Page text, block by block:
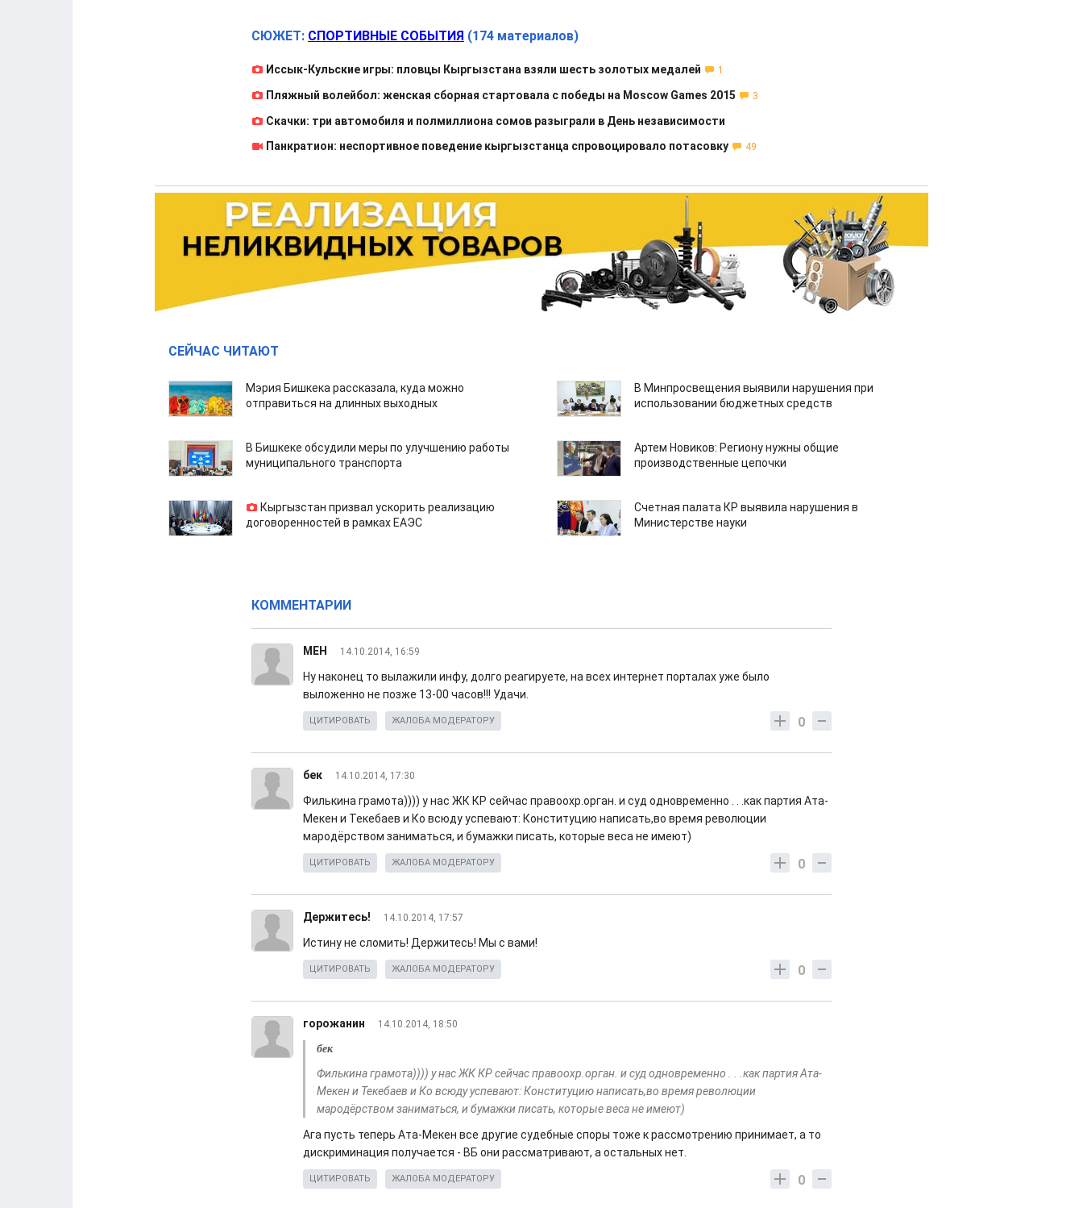
СЮЖЕТ: СПОРТИВНЫЕ СОБЫТИЯ (174 материалов)
Иссык-Кульские игры: пловцы Кыргызстана взяли шесть золотых медалей 1
Пляжный волейбол: женская сборная стартовала с победы на Moscow Games 2015 3
Скачки: три автомобиля и полмиллиона сомов разыграли в День независимости
Панкратион: неспортивное поведение кыргызстанца спровоцировало потасовку
49
СЕЙЧАС ЧИТАЮТ
Мэрия Бишкека рассказала, куда можно
отправиться на длинных выходных
В Минпросвещения выявили нарушения при
использовании бюджетных средств
В Бишкеке обсудили меры по улучшению работы
муниципального транспорта
Артем Новиков: Региону нужны общие
производственные цепочки
Кыргызстан призвал ускорить реализацию
договоренностей в рамках ЕАЭС
Счетная палата КР выявила нарушения в
Министерстве науки
КОММЕНТАРИИ
МЕН 14.10.2014, 16:59
Ну наконец то вылажили инфу, долго реагируете, на всех интернет порталах уже было
выложенно не позже 13-00 часов!!! Удачи.
0
ЦИТИРОВАТЬ ЖАЛОБА МОДЕРАТОРУ
бек 14.10.2014, 17:30
Филькина грамота)))) у нас ЖК КР сейчас правоохр.орган. и суд одновременно . . .как партия Ата-
Мекен и Текебаев и Ко всюду успевают: Конституцию написать,во время революции
мародёрством заниматься, и бумажки писать, которые веса не имеют)
0
ЦИТИРОВАТЬ ЖАЛОБА МОДЕРАТОРУ
Держитесь! 14.10.2014, 17:57
Истину не сломить! Держитесь! Мы с вами!
0
ЦИТИРОВАТЬ ЖАЛОБА МОДЕРАТОРУ
горожанин 14.10.2014, 18:50
бек
Филькина грамота)))) у нас ЖК КР сейчас правоохр.орган. и суд одновременно . . .как партия Ата-
Мекен и Текебаев и Ко всюду успевают: Конституцию написать,во время революции
мародёрством заниматься, и бумажки писать, которые веса не имеют)
Ага пусть теперь Ата-Мекен все другие судебные споры тоже к рассмотрению принимает, а то
дискриминация получается - ВБ они рассматривают, а остальных нет.
0
ЦИТИРОВАТЬ ЖАЛОБА МОДЕРАТОРУ